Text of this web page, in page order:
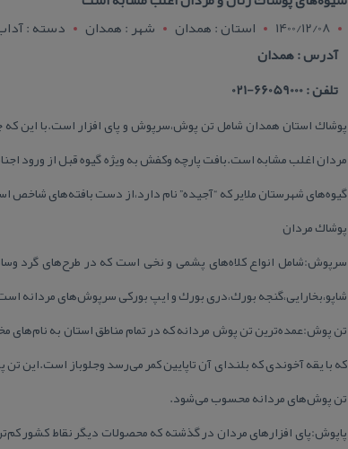
1400/12/08
استان : همدان شهر : همدان
دسته :
آدرس : همدان
تلفن : 66059000-021
پوشاك استان همدان شامل تن پوش،سرپوش و پای افزار است.با این كه
مردان اغلب مشابه است.بافت پارچه وكفش به ویژه گیوه قبل از ورود
گیوه‌های شهرستان ملایر كه “آجیده” نام دارد،از دست بافته‌های
پوشاك مردان
سرپوش:شامل انواع كلاه‌های پشمی و نخی است كه در طرح‌های گرد
شاپو،بخارایی،گنجه بورك،دری بورك و ایپ بوركی سرپوش‌های مردانه
تن پوش:عمده‌ترین تن پوش مردانه كه در تمام مناطق استان به
كه با یقه آخوندی كه بلندای آن تاپایین كمر می‌رسد وجلوباز است.این
تن پوش‌های مردانه محسوب می‌شود.
پاپوش:پای افزارهای مردان در گذشته كه محصولات دیگر نقاط كشور